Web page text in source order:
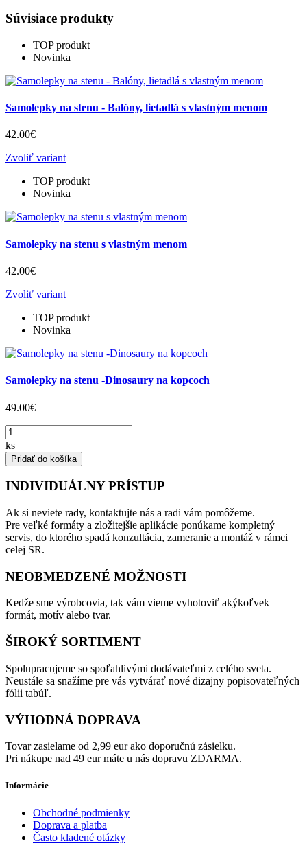
Súvisiace produkty
TOP produkt
Novinka
Samolepky na stenu - Balóny, lietadlá s vlastným menom
42.00€
Zvoliť variant
TOP produkt
Novinka
Samolepky na stenu s vlastným menom
42.00€
Zvoliť variant
TOP produkt
Novinka
Samolepky na stenu -Dinosaury na kopcoch
49.00€
ks
Pridať do košíka
INDIVIDUÁLNY PRÍSTUP
Ak si neviete rady, kontaktujte nás a radi vám pomôžeme.
Pre veľké formáty a zložitejšie aplikácie ponúkame kompletný
servis, do ktorého spadá konzultácia, zameranie a montáž v rámci
celej SR.
NEOBMEDZENÉ MOŽNOSTI
Kedže sme výrobcovia, tak vám vieme vyhotoviť akýkoľvek
formát, motív alebo tvar.
ŠIROKÝ SORTIMENT
Spolupracujeme so spoľahlivými dodávateľmi z celého sveta.
Neustále sa snažíme pre vás vytvárať nové dizajny popisovateľných
fólii tabúľ.
VÝHODNÁ DOPRAVA
Tovar zasielame od 2,99 eur ako doporučnú zásielku.
Pri nákupe nad 49 eur máte u nás dopravu ZDARMA.
Informácie
Obchodné podmienky
Doprava a platba
Často kladené otázky